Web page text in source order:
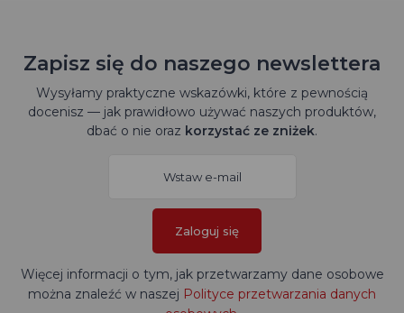
Zapisz się do naszego newslettera
Wysyłamy praktyczne wskazówki, które z pewnością
docenisz — jak prawidłowo używać naszych produktów,
dbać o nie oraz korzystać ze zniżek.
Zaloguj się
Więcej informacji o tym, jak przetwarzamy dane osobowe
można znaleźć w naszej Polityce przetwarzania danych